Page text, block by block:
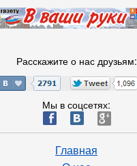
Расскажите о нас друзьям:
Мы в соцсетях:
ä æ è
Главная